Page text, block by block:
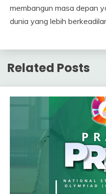
membangun masa depan
dunia yang lebih
Related Posts